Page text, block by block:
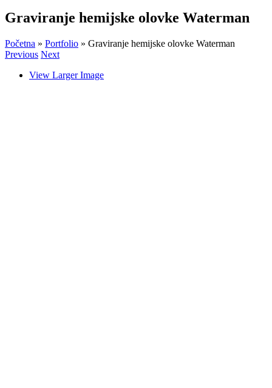
Graviranje hemijske olovke Waterman
Početna » Portfolio » Graviranje hemijske olovke Waterman
Previous Next
View Larger Image